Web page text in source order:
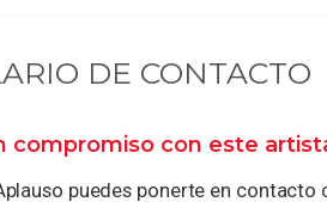
DE CONTACTO
compromiso con este
puedes ponerte en contacto